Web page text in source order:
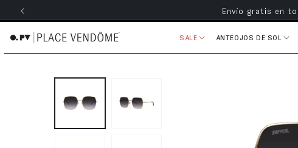
al contenido Envío gratis en
SALE ANTEOJOS DE SOL